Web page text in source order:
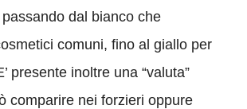
dal bianco che
comuni, fino al giallo per
presente inoltre una “valuta”
comparire nei forzieri oppure